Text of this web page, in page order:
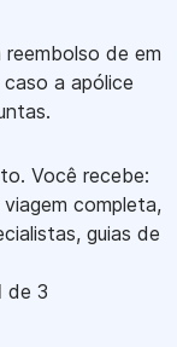
de em
a apólice
Você recebe:
completa,
guias de
de 3